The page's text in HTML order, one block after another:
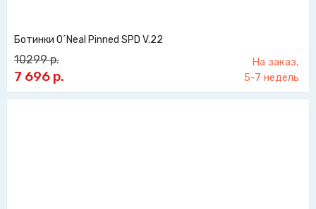
Ботинки O´Neal Pinned SPD V.22
10299р.
7 696 р.
На заказ,
5-7 недель